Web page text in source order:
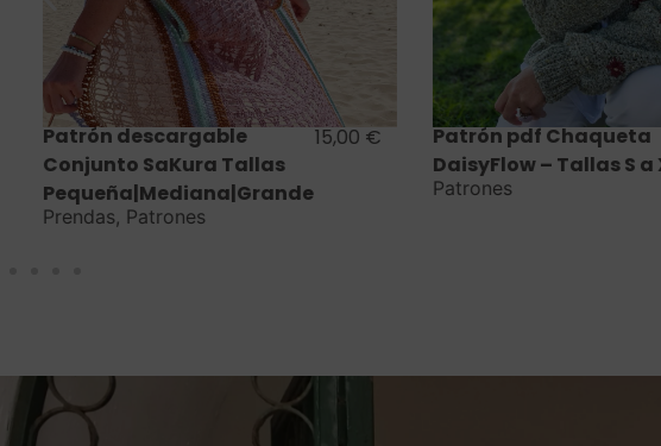
Saber más
Patrón descargable
Conjunto SaKura Tallas
Pequeña|Mediana|Grande
Prendas, Patrones
15,00€
Saber más
Patrón pdf Chaqueta
DaisyFlow – Tallas S a
Patrones